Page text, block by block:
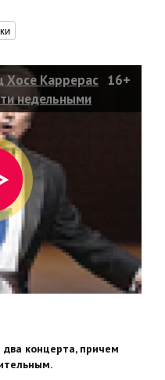
Хосе Каррерас
недельными
16+
концерта, причем